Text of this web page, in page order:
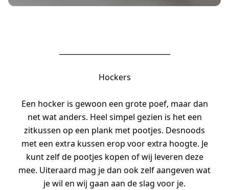
Hockers
Een hocker is gewoon een grote poef, maar dan
net wat anders. Heel simpel gezien is het een
zitkussen op een plank met pootjes. Desnoods
met een extra kussen erop voor extra hoogte. Je
kunt zelf de pootjes kopen of wij leveren deze
mee. Uiteraard mag je dan ook zelf aangeven wat
je wil en wij gaan aan de slag voor je.